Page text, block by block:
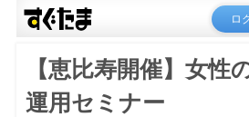
ロ
【恵比寿開催】女性
運用セミナー